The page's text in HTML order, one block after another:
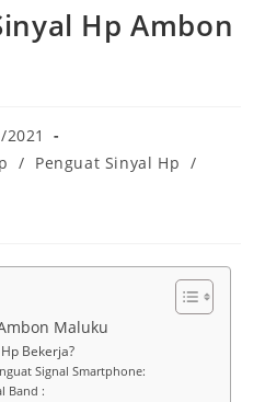
Hp Ambon
/ Penguat Sinyal Hp /
Maluku
Bekerja?
Signal Smartphone:
Band :